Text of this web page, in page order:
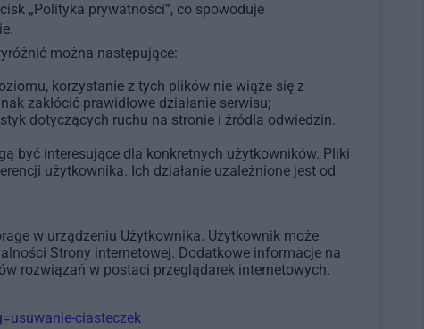
„Polityka prywatności”, co spowoduje
można następujące:
korzystanie z tych plików nie wiąże się z
zakłócić prawidłowe działanie serwisu;
dotyczących ruchu na stronie i źródła odwiedzin.
być interesujące dla konkretnych użytkowników. Pliki
użytkownika. Ich działanie uzależnione jest od
w urządzeniu Użytkownika. Użytkownik może
Strony internetowej. Dodatkowe informacje na
rozwiązań w postaci przeglądarek internetowych.
ciasteczek